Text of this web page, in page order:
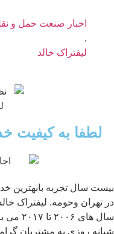
اخبار صنعت حمل و
,
لیفتراک خالد
لطفا به کیفیت
در تهران وحومه. لیفتراک
سال
شبانه روزی به مشتریان